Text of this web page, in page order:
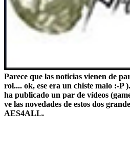
Parece que las noticias vienen de
rol.... ok, ese era un chiste malo :-P
ha publicado un par de vídeos
ve las novedades de estos dos
AES4ALL.